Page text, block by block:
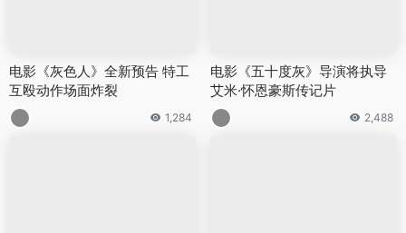
电影《灰色人》全新预告 特工
互殴动作场面炸裂
1,284
电影《五十度灰》导演将执导
艾米·怀恩豪斯传记片
2,488